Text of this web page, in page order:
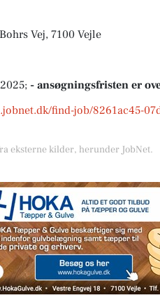
Vej, 7100 Vejle
- ansøgningsfristen er
find-job/8261ac45-
eksterne kilder, herunder JobNet.